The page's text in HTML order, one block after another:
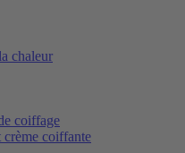
chaleur
coiffage
crème coiffante